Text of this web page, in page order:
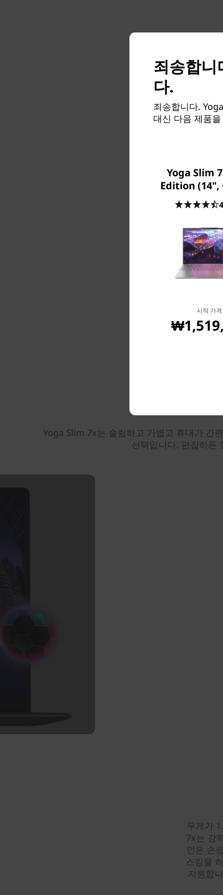
액세서리는 구성에
성을 제
으로 제
Yoga Slim 7x는 슬림하고 가볍고 휴대가 간
선택입니다. 편집하든
무게가
7x는 강
인은 손
스킹을
지원합
죄송합니
다.
죄송합니다.
대신 다음 제품
Yoga Slim
Edition (14",
시작 가격